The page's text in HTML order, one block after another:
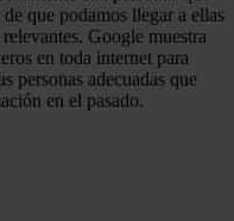
que podamos llegar a ellas
Google muestra
en toda internet para
personas adecuadas que
en el pasado.